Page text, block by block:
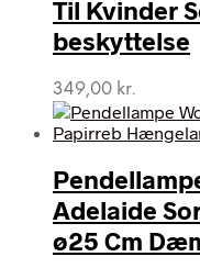
Til Kvinder
beskyttelse
349,00 kr.
Adelaide
ø25 Cm